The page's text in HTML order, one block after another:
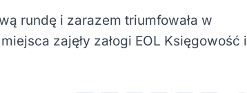
rundę i zarazem triumfowała w
zajęły załogi EOL Księgowość i